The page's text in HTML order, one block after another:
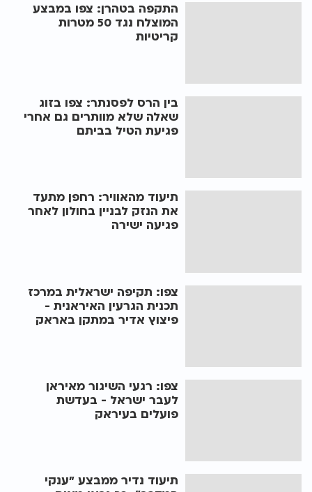
התקפה בטהרן: צפו במבצע
המוצלח נגד 50 מטרות
קריטיות
בין הרס לפסנתר: צפו בזוג
שאלה שלא מוותרים גם אחרי
פגיעת הטיל בביתם
תיעוד מהאוויר: רחפן מתעד
את הנזק לבניין בחולון לאחר
פגיעה ישירה
צפו: תקיפה ישראלית במרכז
תכנית הגרעין האיראנית -
פיצוץ אדיר במתקן באראק
צפו: רגעי השיגור מאיראן
לעבר ישראל - בעדשת
פועלים בעיראק
תיעוד נדיר ממבצע "ענקי